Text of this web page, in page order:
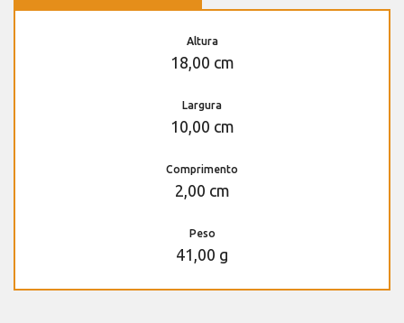
Altura
18,00 cm
Largura
10,00 cm
Comprimento
2,00 cm
Peso
41,00 g